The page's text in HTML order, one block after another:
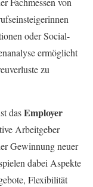
oder Social-
ermöglicht
zu
dasEmployer
Arbeitgeber
Gewinnung neuer
dabei Aspekte
Flexibilität